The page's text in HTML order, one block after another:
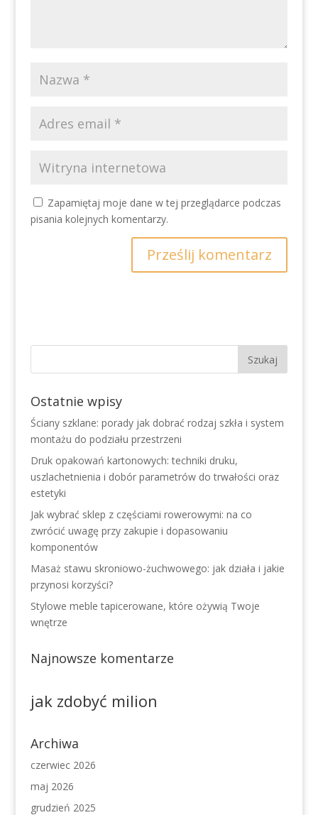
Zapamiętaj moje dane w tej przeglądarce podczas
pisania kolejnych komentarzy.
Ostatnie wpisy
Ściany szklane: porady jak dobrać rodzaj szkła i system
montażu do podziału przestrzeni
Druk opakowań kartonowych: techniki druku,
uszlachetnienia i dobór parametrów do trwałości oraz
estetyki
Jak wybrać sklep z częściami rowerowymi: na co
zwrócić uwagę przy zakupie i dopasowaniu
komponentów
Masaż stawu skroniowo-żuchwowego: jak działa i jakie
przynosi korzyści?
Stylowe meble tapicerowane, które ożywią Twoje
wnętrze
Najnowsze komentarze
jak zdobyć milion
Archiwa
czerwiec 2026
maj 2026
grudzień 2025